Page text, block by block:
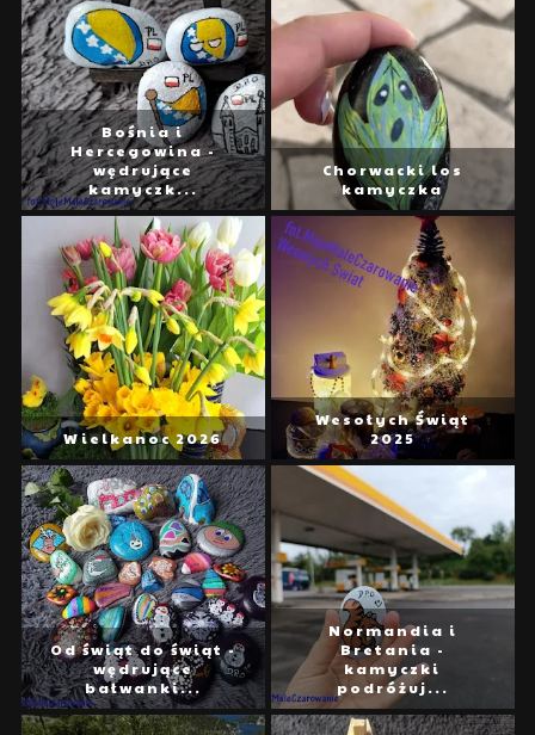
Bośnia i
Hercegowina -
wędrujące
kamyczk...
Chorwacki los
kamyczka
Wielkanoc 2026
Wesołych Świąt
2025
Od świąt do świąt -
wędrujące
bałwanki...
Normandia i
Bretania -
kamyczki
podróżuj...